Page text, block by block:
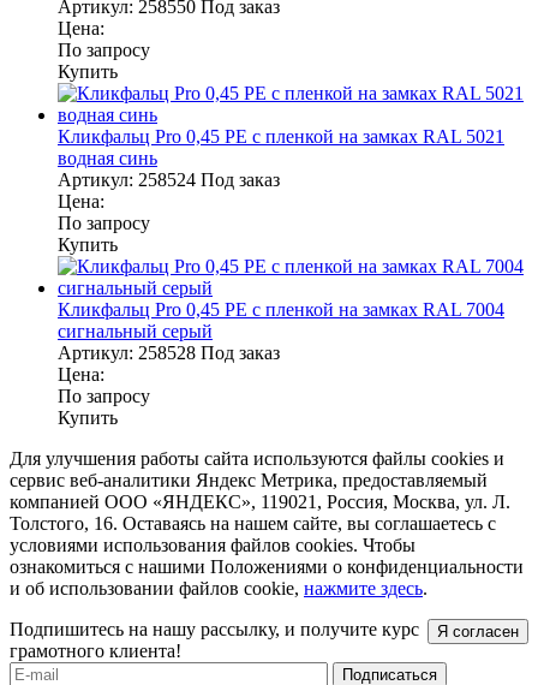
Артикул: 258550 Под заказ
Цена:
По запросу
Купить
Кликфальц Pro 0,45 PE с пленкой на замках RAL 5021
водная синь
Артикул: 258524 Под заказ
Цена:
По запросу
Купить
Кликфальц Pro 0,45 PE с пленкой на замках RAL 7004
сигнальный серый
Артикул: 258528 Под заказ
Цена:
По запросу
Купить
Для улучшения работы сайта используются файлы cookies и
сервис веб-аналитики Яндекс Метрика, предоставляемый
компанией ООО «ЯНДЕКС», 119021, Россия, Москва, ул. Л.
Толстого, 16. Оставаясь на нашем сайте, вы соглашаетесь с
условиями использования файлов cookies. Чтобы
ознакомиться с нашими Положениями о конфиденциальности
и об использовании файлов cookie, нажмите здесь.
Я согласен
Подпишитесь на нашу рассылку, и получите курс
грамотного клиента!